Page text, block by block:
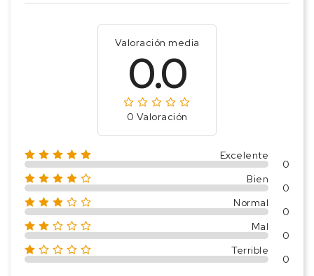
Valoración media
0.0
0 Valoración
Excelente
0
Bien
0
Normal
0
Mal
0
Terrible
0